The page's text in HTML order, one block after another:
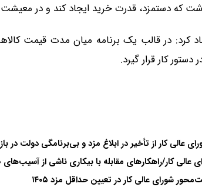
که دستمزد، قدرت خرید ایجاد کند و در معیشت
کرد: در قالب یک برنامه میان مدت قیمت
کار قرار گیرد.
عالی کار از تأخیر در ابلاغ مزد و بی‌برنامگی دولت در
عالی کار/راهکارهای مقابله با بیکاری ناشی از
شورای عالی کار در تعیین حداقل مزد ۱۴۰۵